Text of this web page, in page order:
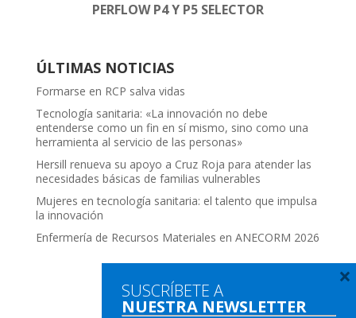
PERFLOW P4 Y P5 SELECTOR
ÚLTIMAS NOTICIAS
Formarse en RCP salva vidas
Tecnología sanitaria: «La innovación no debe
entenderse como un fin en sí mismo, sino como una
herramienta al servicio de las personas»
Hersill renueva su apoyo a Cruz Roja para atender las
necesidades básicas de familias vulnerables
Mujeres en tecnología sanitaria: el talento que impulsa
la innovación
Enfermería de Recursos Materiales en ANECORM 2026
SUSCRÍBETE A
NUESTRA NEWSLETTER
×